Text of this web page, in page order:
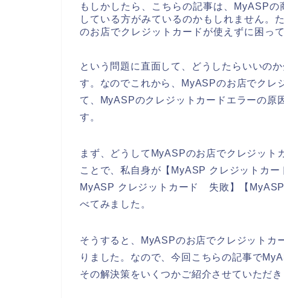
もしかしたら、こちらの記事は、MyASP
している方がみているのかもしれません。
のお店でクレジットカードが使えずに困って
という問題に直面して、どうしたらいいの
す。なのでこれから、MyASPのお店でクレ
て、MyASPのクレジットカードエラーの原
す。
まず、どうしてMyASPのお店でクレジット
ことで、私自身が【MyASP クレジットカ
MyASP クレジットカード 失敗】【
べてみました。
そうすると、MyASPのお店でクレジットカ
りました。なので、今回こちらの記事で
その解決策をいくつかご紹介させていただき